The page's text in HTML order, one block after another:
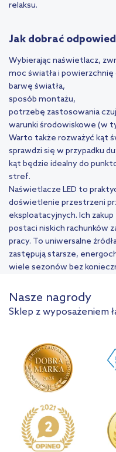
relaksu.
Jak dobrać
Wybierając naświetlacz,
moc światła i
barwę światła,
sposób montażu,
potrzebę zastosowania
warunki środowiskowe (w
Warto także rozważyć kąt
sprawdzi się w przypadku
kąt będzie idealny do
stref.
Naświetlacze LED to
doświetlenie przestrzeni
eksploatacyjnych. Ich
postaci niskich rachunków
pracy. To uniwersalne
zastępują starsze,
wiele sezonów bez
Nasze nagrody
Sklep z wyposażeniem